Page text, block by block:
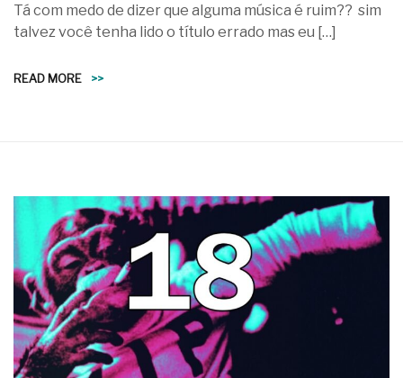
Tá com medo de dizer que alguma música é ruim?? sim
talvez você tenha lido o título errado mas eu […]
READ MORE >>